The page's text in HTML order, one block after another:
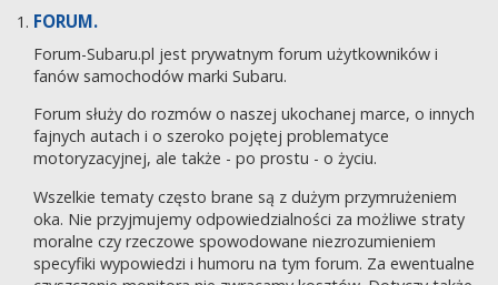
FORUM.
Forum-Subaru.pl jest prywatnym forum użytkowników i
fanów samochodów marki Subaru.
Forum służy do rozmów o naszej ukochanej marce, o innych
fajnych autach i o szeroko pojętej problematyce
motoryzacyjnej, ale także - po prostu - o życiu.
Wszelkie tematy często brane są z dużym przymrużeniem
oka. Nie przyjmujemy odpowiedzialności za możliwe straty
moralne czy rzeczowe spowodowane niezrozumieniem
specyfiki wypowiedzi i humoru na tym forum. Za ewentualne